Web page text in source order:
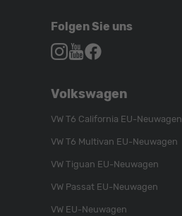
Folgen Sie uns
Autohaus
Sie
Instagram
Autohaus
Sie
unser
Kanal
Sie
Facebook
Volkswagen
VW T6 California EU-Neuwagen
VW T6 Multivan EU-Neuwagen
VW Tiguan EU-Neuwagen
VW Passat EU-Neuwagen
VW EU-Neuwagen